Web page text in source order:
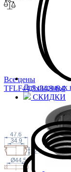
Для шаровых
СКИДКИ
Все цены
TFLF44,5x34,9-6,4
12.7
Ø44.5
34.9
47.6